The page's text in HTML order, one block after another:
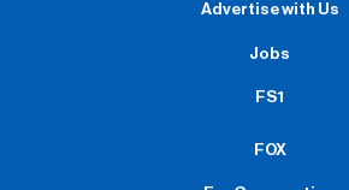
Advertise with Us
Jobs
FS1
FOX